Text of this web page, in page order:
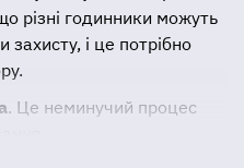
різні годинники можуть
захисту, і це потрібно
. Це неминучий процес